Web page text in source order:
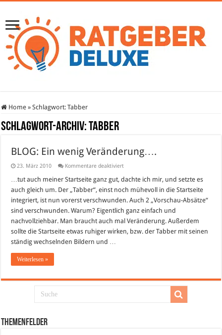
Home » Schlagwort:Tabber
Schlagwort-Archiv:Tabber
BLOG: Ein wenig Veränderung….
23. März 2010 Kommentare deaktiviertfür
Ein
Veränderung….
…tut auch meiner Startseite ganz gut, dachte ich mir, und setzte es
auch gleich um. Der „Tabber“, einst noch mühevoll in die Startseite
integriert, ist nun vorerst verschwunden. Auch 2 „Vorschau-Absätze“
sind verschwunden. Warum? Eigentlich ganz einfach und
nachvollziehbar. Man braucht auch mal Veränderung. Außerdem
sollte die Startseite etwas ruhiger wirken, bzw. der Tabber mit seinen
ständig wechselnden Bildern und …
Weiterlesen »
Themenfelder